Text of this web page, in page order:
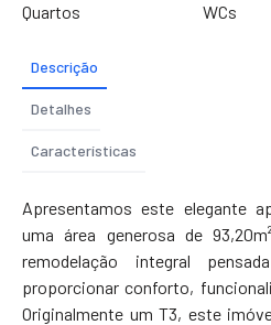
Quartos
WCs
Descrição
Detalhes
Características
Apresentamos este elegante
uma área generosa de
remodelação integral
proporcionar conforto,
Originalmente um T3, este